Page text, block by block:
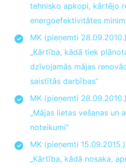
tehnisko apkopi, kārtējo
energoefektivitātes
MK (pieņemti
„Kārtība, kādā tiek
dzīvojamās mājas
saistītās darbības”
MK (pieņemti
„Mājas lietas vešanas un
noteikumi”
MK (pieņemti
„Kārtība, kādā nosaka,